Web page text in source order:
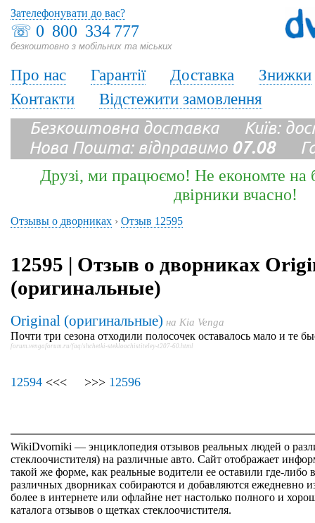
☏ 0 800 334 777
безкоштовно з мобільних та міських
Зателефонувати до вас?
Про нас Гарантії Доставка
Знижки
Контакти
Відстежити замовлення
Безкоштовна доставка Київ:
Нова Пошта: відправимо 07.08
Друзі, ми працюємо! Не економте на
двірники вчасно!
Отзывы о дворниках › Отзыв 12595
12595 | Отзыв о дворниках
(оригинальные)
Original (оригинальные) на Kia Venga
Почти три сезона отходили полосочек оставалось мало и те
forum.vengaforum.ru/faq/shchetki-stekloochistiteley-t207-60.html
12594 <<< >>> 12596
WikiDvorniki — энциклопедия отзывов реальных людей о
стеклоочистителя) на различные авто. Сайт отображает
такой же форме, как реальные водители ее оставили где-либо
различных дворниках собираются и добавляются ежедневно
более в интернете или офлайне нет настолько полного и
каталога отзывов о щетках стеклоочистителя.